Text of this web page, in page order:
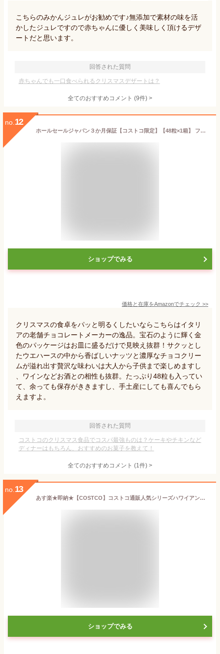
こちらのみかんジュレがお勧めです♪無添加で素材の味を活
かしたジュレですので赤ちゃんに優しく美味しく頂けるデザ
ートだと思います。
回答された質問
赤ちゃんでも一口食べられるクリスマスデザートは？
全てのおすすめコメント (9件) >
no. 12
ホールセールジャパン３か月保証【コストコ限定】【48粒×1箱】 フェレロ ロシェ(FERRERO ROCHER) T-48 チョコレート 48粒×1箱 大容量 クリスマス ロシェ 上質なチョコレートを使用 カナダ産
ショップでみる
価格と在庫をAmazonでチェック >>
クリスマスの食卓をパッと明るくしたいならこちらはイタリ
アの老舗チョコレートメーカーの逸品。宝石のように輝く金
色のパッケージはお皿に盛るだけで見映え抜群！サクッとし
たウエハースの中から香ばしいナッツと濃厚なチョコクリー
ムが溢れ出す贅沢な味わいは大人から子供まで楽しめますし
、ワインなどお酒との相性も抜群。たっぷり48粒も入ってい
て、余っても保存がききますし、手土産にしても喜んでもら
えますよ。
回答された質問
コストコのクリスマス食品でコスパ最強ものは？ケーキやチキンなど
ディナーはもちろん、おすすめのお菓子を教えて！
全てのおすすめコメント (1件) >
no. 13
あす楽★即納★【COSTCO】コストコ通販人気シリーズハワイアンサーモンポキ 450g前後（要冷凍）
ショップでみる